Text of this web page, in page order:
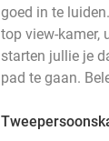
goed in te
top view-kamer,
starten jullie je
pad te gaan.